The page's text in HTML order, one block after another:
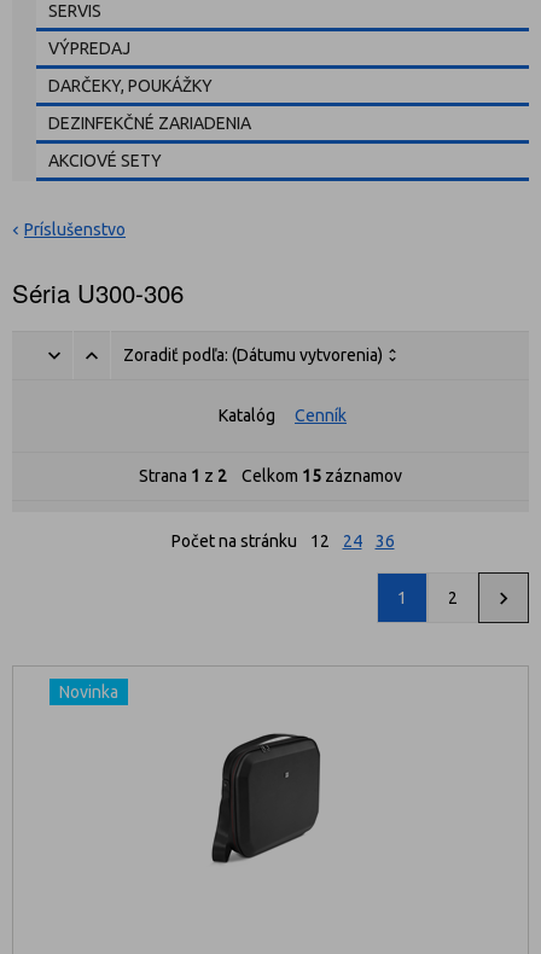
SERVIS
VÝPREDAJ
DARČEKY, POUKÁŽKY
DEZINFEKČNÉ ZARIADENIA
AKCIOVÉ SETY
Príslušenstvo
Séria U300-306
Zoradiť podľa: (Dátumu vytvorenia)
Katalóg Cenník
Strana 1 z 2 Celkom 15 záznamov
Počet na stránku 12 24 36
1 2
Novinka